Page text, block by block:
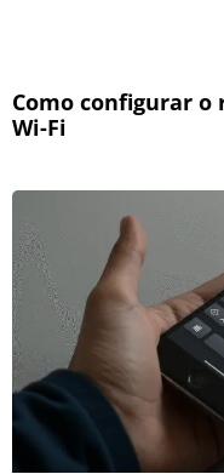
Como configurar o
Wi-Fi